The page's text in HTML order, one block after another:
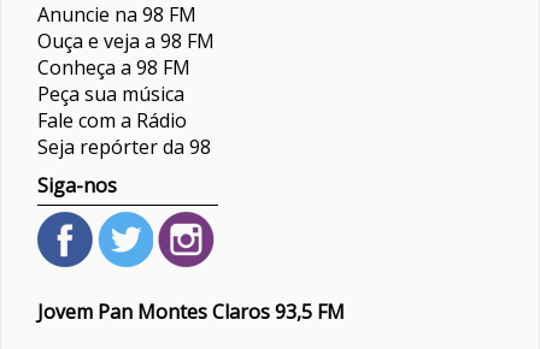
Anuncie na 98 FM
Ouça e veja a 98 FM
Conheça a 98 FM
Peça sua música
Fale com a Rádio
Seja repórter da 98
Siga-nos
Jovem Pan Montes Claros 93,5 FM